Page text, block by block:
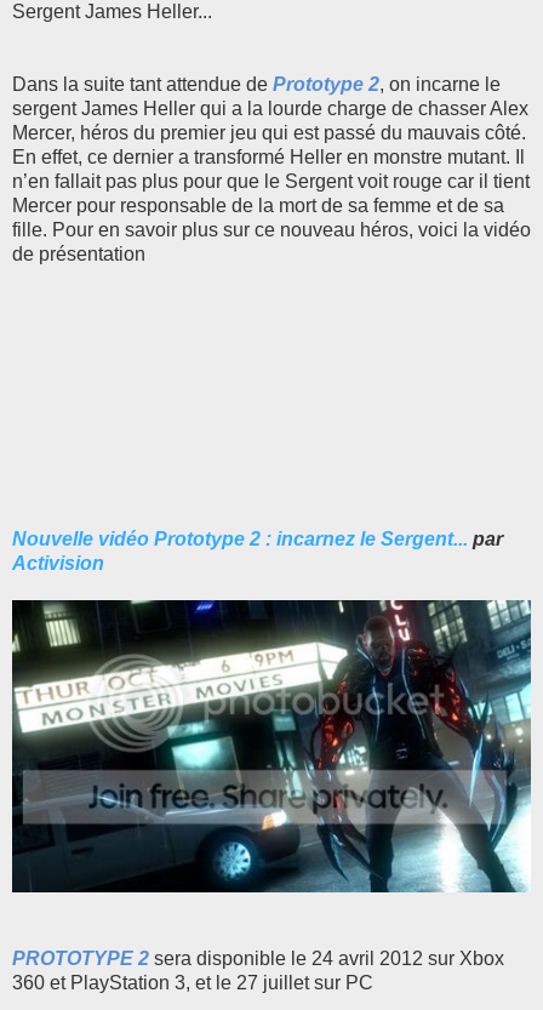
Sergent James Heller...
Dans la suite tant attendue de Prototype 2, on incarne le
sergent James Heller qui a la lourde charge de chasser Alex
Mercer, héros du premier jeu qui est passé du mauvais côté.
En effet, ce dernier a transformé Heller en monstre mutant. Il
n’en fallait pas plus pour que le Sergent voit rouge car il tient
Mercer pour responsable de la mort de sa femme et de sa
fille. Pour en savoir plus sur ce nouveau héros, voici la vidéo
de présentation
Nouvelle vidéo Prototype 2 : incarnez le Sergent... par
Activision
PROTOTYPE 2 sera disponible le 24 avril 2012 sur Xbox
360 et PlayStation 3, et le 27 juillet sur PC